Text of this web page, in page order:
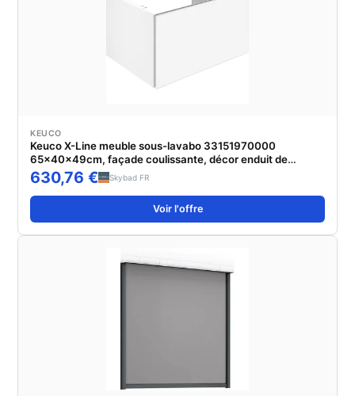
KEUCO
Keuco X-Line meuble sous-lavabo 33151970000
65x40x49cm, façade coulissante, décor enduit de
vulcanite mat, verre vulcanite mat
630,76 € Skybad FR
Voir l'offre